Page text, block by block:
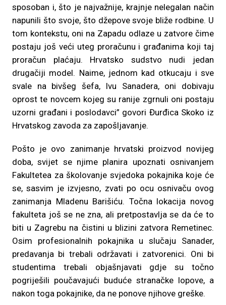
sposoban i, što je najvažnije, krajnje nelegalan način
napunili što svoje, što džepove svoje bliže rodbine. U
tom kontekstu, oni na Zapadu odlaze u zatvore čime
postaju još veći uteg proračunu i građanima koji taj
proračun plaćaju. Hrvatsko sudstvo nudi jedan
drugačiji model. Naime, jednom kad otkucaju i sve
svale na bivšeg šefa, Ivu Sanadera, oni dobivaju
oprost te novcem kojeg su ranije zgrnuli oni postaju
uzorni građani i poslodavci” govori Đurđica Skoko iz
Hrvatskog zavoda za zapošljavanje.
Pošto je ovo zanimanje hrvatski proizvod novijeg
doba, svijet se njime planira upoznati osnivanjem
Fakultetea za školovanje svjedoka pokajnika koje će
se, sasvim je izvjesno, zvati po ocu osnivaču ovog
zanimanja Mladenu Barišiću. Točna lokacija novog
fakulteta još se ne zna, ali pretpostavlja se da će to
biti u Zagrebu na čistini u blizini zatvora Remetinec.
Osim profesionalnih pokajnika u slučaju Sanader,
predavanja bi trebali održavati i zatvorenici. Oni bi
studentima trebali objašnjavati gdje su točno
pogriješili poučavajući buduće stranačke lopove, a
nakon toga pokajnike, da ne ponove njihove greške.